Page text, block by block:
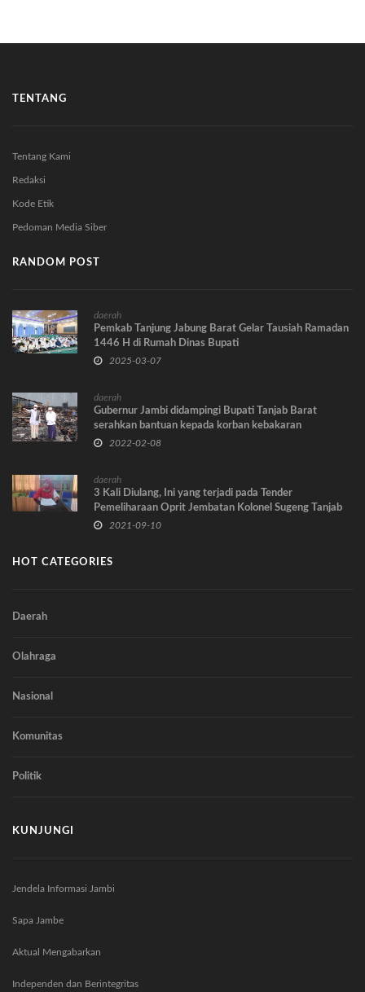
TENTANG
Tentang Kami
Redaksi
Kode Etik
Pedoman Media Siber
RANDOM POST
daerah
Pemkab Tanjung Jabung Barat Gelar Tausiah Ramadan
1446 H di Rumah Dinas Bupati
2025-03-07
daerah
Gubernur Jambi didampingi Bupati Tanjab Barat
serahkan bantuan kepada korban kebakaran
2022-02-08
daerah
3 Kali Diulang, Ini yang terjadi pada Tender
Pemeliharaan Oprit Jembatan Kolonel Sugeng Tanjab
Barat2021-09-10
HOT CATEGORIES
Daerah
Olahraga
Nasional
Komunitas
Politik
KUNJUNGI
Jendela Informasi Jambi
Sapa Jambe
Aktual Mengabarkan
Independen dan Berintegritas